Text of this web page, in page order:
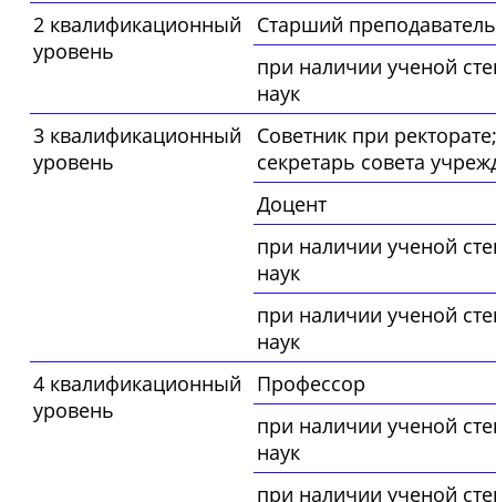
2 квалификационный
уровень
Старший преподаватель
при наличии ученой
наук
3 квалификационный
уровень
Советник при
секретарь совета
Доцент
при наличии ученой
наук
при наличии ученой
наук
4 квалификационный
уровень
Профессор
при наличии ученой
наук
при наличии ученой